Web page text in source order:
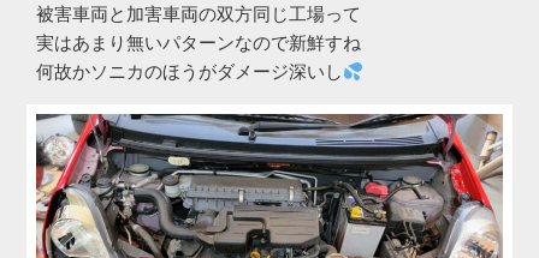
被害車両と加害車両の双方同じ工場って
実はあまり無いパターンなので新鮮すね
何故かソニカのほうがダメージ深いし